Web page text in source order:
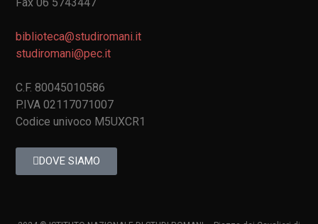
biblioteca@studiromani.it
studiromani@pec.it
C.F. 80045010586
P.IVA 02117071007
Codice univoco M5UXCR1
DOVE SIAMO